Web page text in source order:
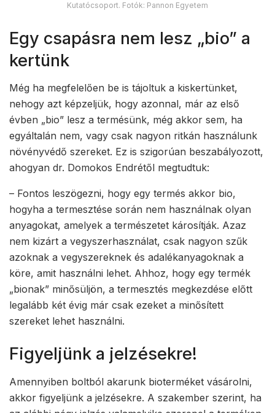
Kutatócsoport. Fotók: Pannon Egyetem
Egy csapásra nem lesz „bio” a
kertünk
Még ha megfelelően be is tájoltuk a kiskertünket,
nehogy azt képzeljük, hogy azonnal, már az első
évben „bio” lesz a termésünk, még akkor sem, ha
egyáltalán nem, vagy csak nagyon ritkán használunk
növényvédő szereket. Ez is szigorúan beszabályozott,
ahogyan dr. Domokos Endrétől megtudtuk:
– Fontos leszögezni, hogy egy termés akkor bio,
hogyha a termesztése során nem használnak olyan
anyagokat, amelyek a természetet károsítják. Azaz
nem kizárt a vegyszerhasználat, csak nagyon szűk
azoknak a vegyszereknek és adalékanyagoknak a
köre, amit használni lehet. Ahhoz, hogy egy termék
„bionak” minősüljön, a termesztés megkezdése előtt
legalább két évig már csak ezeket a minősített
szereket lehet használni.
Figyeljünk a jelzésekre!
Amennyiben boltból akarunk bioterméket vásárolni,
akkor figyeljünk a jelzésekre. A szakember szerint, ha